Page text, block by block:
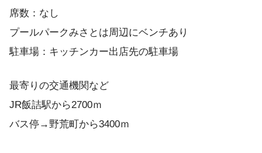
席数：なし
プールパークみさとは周辺にベンチあり
駐車場：キッチンカー出店先の駐車場
最寄りの交通機関など
JR飯詰駅から2700ｍ
バス停→野荒町から3400ｍ